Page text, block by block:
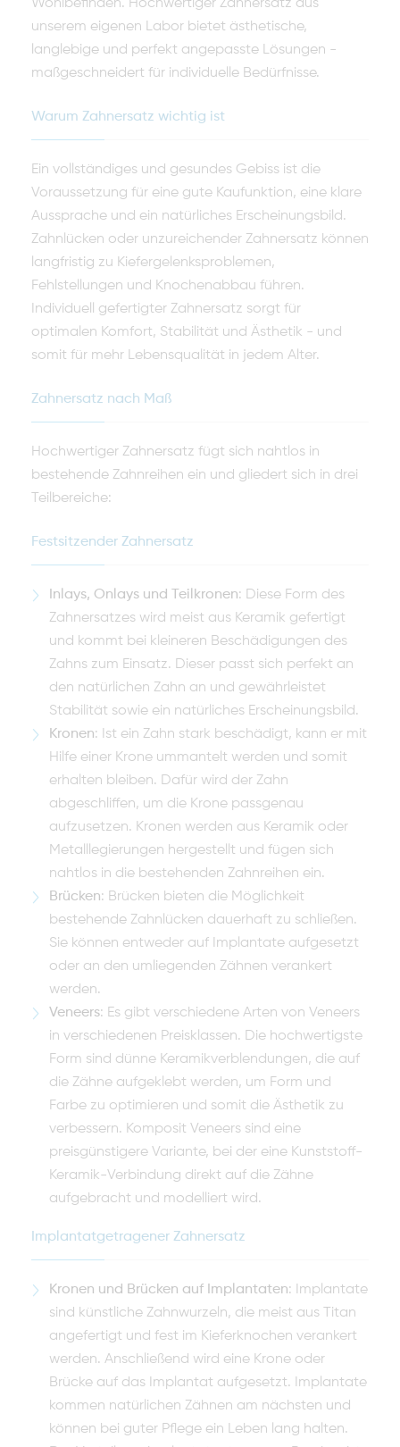
Wohlbefinden. Hochwertiger Zahnersatz aus
unserem eigenen Labor bietet ästhetische,
langlebige und perfekt angepasste Lösungen -
maßgeschneidert für individuelle Bedürfnisse.
Warum Zahnersatz wichtig ist
Ein vollständiges und gesundes Gebiss ist die
Voraussetzung für eine gute Kaufunktion, eine klare
Aussprache und ein natürliches Erscheinungsbild.
Zahnlücken oder unzureichender Zahnersatz können
langfristig zu Kiefergelenksproblemen,
Fehlstellungen und Knochenabbau führen.
Individuell gefertigter Zahnersatz sorgt für
optimalen Komfort, Stabilität und Ästhetik - und
somit für mehr Lebensqualität in jedem Alter.
Zahnersatz nach Maß
Hochwertiger Zahnersatz fügt sich nahtlos in
bestehende Zahnreihen ein und gliedert sich in drei
Teilbereiche:
Festsitzender Zahnersatz
Inlays, Onlays und Teilkronen: Diese Form des
Zahnersatzes wird meist aus Keramik gefertigt
und kommt bei kleineren Beschädigungen des
Zahns zum Einsatz. Dieser passt sich perfekt an
den natürlichen Zahn an und gewährleistet
Stabilität sowie ein natürliches Erscheinungsbild.
Kronen: Ist ein Zahn stark beschädigt, kann er mit
Hilfe einer Krone ummantelt werden und somit
erhalten bleiben. Dafür wird der Zahn
abgeschliffen, um die Krone passgenau
aufzusetzen. Kronen werden aus Keramik oder
Metalllegierungen hergestellt und fügen sich
nahtlos in die bestehenden Zahnreihen ein.
Brücken: Brücken bieten die Möglichkeit
bestehende Zahnlücken dauerhaft zu schließen.
Sie können entweder auf Implantate aufgesetzt
oder an den umliegenden Zähnen verankert
werden.
Veneers: Es gibt verschiedene Arten von Veneers
in verschiedenen Preisklassen. Die hochwertigste
Form sind dünne Keramikverblendungen, die auf
die Zähne aufgeklebt werden, um Form und
Farbe zu optimieren und somit die Ästhetik zu
verbessern. Komposit Veneers sind eine
preisgünstigere Variante, bei der eine Kunststoff-
Keramik-Verbindung direkt auf die Zähne
aufgebracht und modelliert wird.
Implantatgetragener Zahnersatz
Kronen und Brücken auf Implantaten: Implantate
sind künstliche Zahnwurzeln, die meist aus Titan
angefertigt und fest im Kieferknochen verankert
werden. Anschließend wird eine Krone oder
Brücke auf das Implantat aufgesetzt. Implantate
kommen natürlichen Zähnen am nächsten und
können bei guter Pflege ein Leben lang halten.